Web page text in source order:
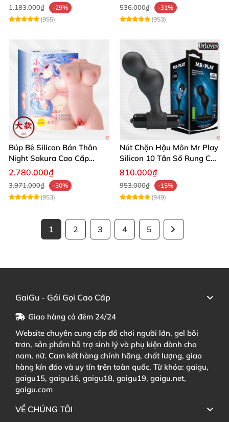
1.183.000₫
-29%
(955)
536.000₫
-31%
(953)
Búp Bê Silicon Bán Thân
Night Sakura Cao Cấp
Rung Đa Chức Năng
2.780.000₫
3.971.000₫
-30%
(953)
Nút Chặn Hậu Môn Mr Play
Silicon 10 Tần Số Rung Cao
Cấp
810.000₫
953.000₫
-15%
(949)
1 2 3 4 5
GaiGu - Gái Gọi Cao Cấp
Giao hàng cả đêm 24/24
Website chuyên cung cấp đồ chơi người lớn, gel bôi
trơn, sản phẩm hỗ trợ sinh lý và phụ kiện dành cho
nam, nữ. Cam kết hàng chính hãng, chất lượng, giao
hàng kín đáo và uy tín trên toàn quốc. Từ khóa: gaigu,
gaigu15, gaigu16, gaigu18, gaigu19, gaigu.net,
gaigu.com
VỀ CHÚNG TÔI